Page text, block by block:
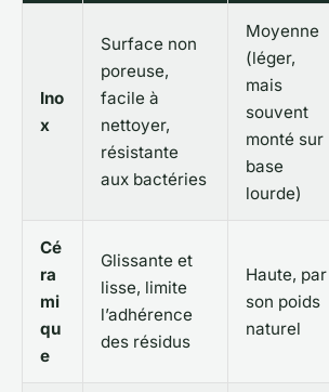
Ino
x
Surface non
poreuse,
facile à
nettoyer,
résistante
aux bactéries
Moyenne
(léger,
mais
souvent
monté sur
base
lourde)
Cé
ra
mi
qu
e
Glissante et
lisse, limite
l’adhérence
des résidus
Haute, par
son poids
naturel